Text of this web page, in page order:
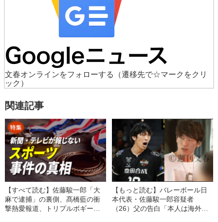
文春オンラインをフォローする
（遷移先で☆マークをクリ
ック）
関連記事
【すべて読む】佐藤駿一郎「大
麻で逮捕」の裏側、髙橋藍の衝
撃熱愛報道、トリプルボギー不
【もっと読む】バレーボール日
本代表・佐藤駿一郎容疑者
（26）父の告白「本人は海外で